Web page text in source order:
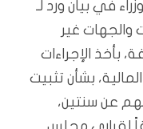
في بيان ورد لـ
والجهات غير
بأخذ الإجراءات
بشأن تثبيت
عن سنتين،